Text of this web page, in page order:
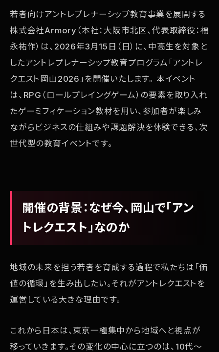
若者向けアントレプレナーシップ教育事業を展開する
株式会社Armory（本社：大阪市北区、代表取締役：福
永祐作）は、2026年3月15日（日）に、中高生を対象と
したアントレプレナーシップ教育プログラム「アントレ
クエスト岡山2026」を開催いたします。 本イベント
は、RPG（ロールプレイングゲーム）の要素を取り入れ
たゲーミフィケーション教材を用い、参加者が楽しみ
ながらビジネスの仕組みや課題解決を体験できる、次
世代型の教育イベントです。
開催の背景：なぜ今、岡山で「アン
トレクエスト」なのか
地域の未来を担う若者を育成する過程で私たちは「価
値の循環」を生み出したい。それがアントレクエストを
運営している大きな理由です。
これから日本は、東京一極集中から地域へと視点が
移っていきます。その変化の中心に立つのは、10代〜